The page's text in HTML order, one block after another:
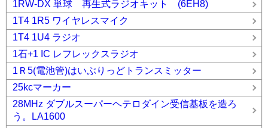
1RW-DX 単球 再生式ラジオキット (6EH8)
1T4 1R5 ワイヤレスマイク
1T4 1U4 ラジオ
1石+1 IC レフレックスラジオ
1Ｒ5(電池管)はいぶりっどトランスミッター
25kcマーカー
28MHz ダブルスーパーヘテロダイン受信基板を造ろ
う。LA1600